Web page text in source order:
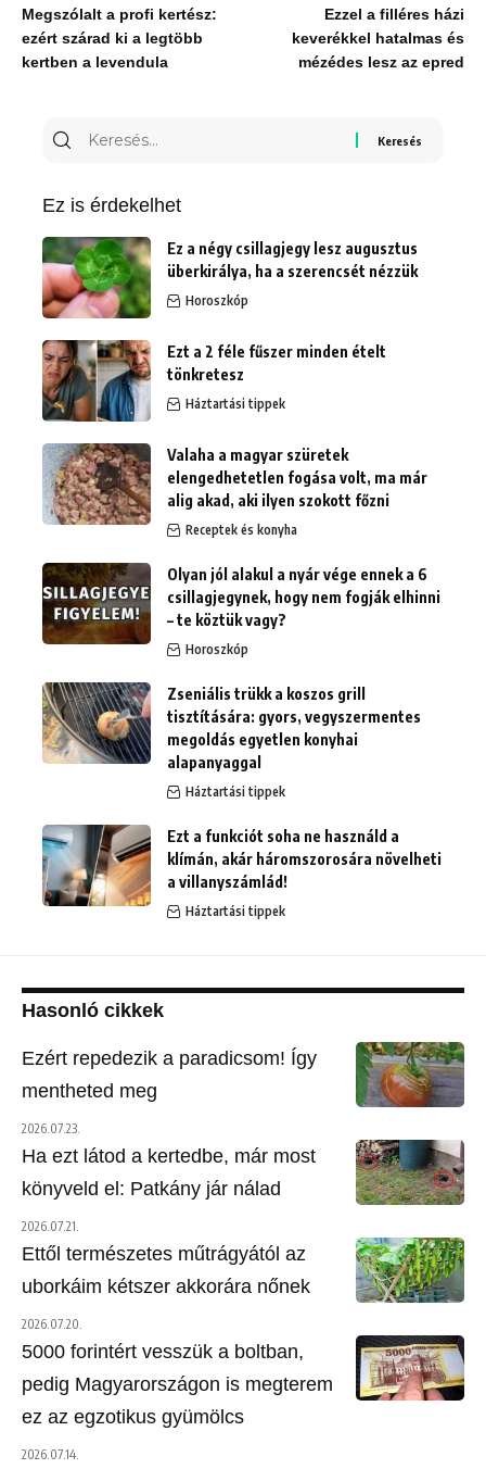
Megszólalt a profi kertész:
ezért szárad ki a legtöbb
kertben a levendula
Ezzel a filléres házi
keverékkel hatalmas és
mézédes lesz az epred
Keresés
Ez is érdekelhet
Ez a négy csillagjegy lesz augusztus
überkirálya, ha a szerencsét nézzük
Horoszkóp
Ezt a 2 féle fűszer minden ételt
tönkretesz
Háztartási tippek
Valaha a magyar szüretek
elengedhetetlen fogása volt, ma már
alig akad, aki ilyen szokott főzni
Receptek és konyha
Olyan jól alakul a nyár vége ennek a 6
csillagjegynek, hogy nem fogják elhinni
– te köztük vagy?
Horoszkóp
Zseniális trükk a koszos grill
tisztítására: gyors, vegyszermentes
megoldás egyetlen konyhai
alapanyaggal
Háztartási tippek
Ezt a funkciót soha ne használd a
klímán, akár háromszorosára növelheti
a villanyszámlád!
Háztartási tippek
Hasonló cikkek
Ezért repedezik a paradicsom! Így
mentheted meg
2026.07.23.
Ha ezt látod a kertedbe, már most
könyveld el: Patkány jár nálad
2026.07.21.
Ettől természetes műtrágyától az
uborkáim kétszer akkorára nőnek
2026.07.20.
5000 forintért vesszük a boltban,
pedig Magyarországon is megterem
ez az egzotikus gyümölcs
2026.07.14.